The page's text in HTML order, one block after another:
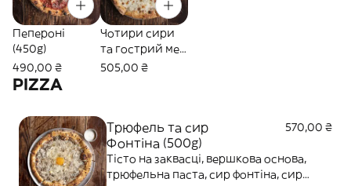
Пепероні
(450g)
490,00 ₴
Чотири сири
та гострий мед
(520g)
505,00 ₴
PIZZA
Трюфель та сир
Фонтіна (500g)
570,00 ₴
Тісто на заквасці, вершкова основа,
трюфельна паста, сир фонтіна, сир